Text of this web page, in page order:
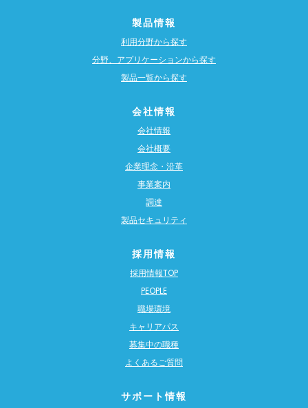
製品情報
利用分野から探す
分野、アプリケーションから探す
製品一覧から探す
会社情報
会社情報
会社概要
企業理念・沿革
事業案内
調達
製品セキュリティ
採用情報
採用情報TOP
PEOPLE
職場環境
キャリアパス
募集中の職種
よくあるご質問
サポート情報